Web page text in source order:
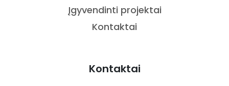
Įgyvendinti projektai
Kontaktai
Kontaktai